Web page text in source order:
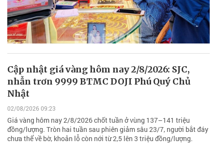
Cập nhật giá vàng hôm nay 2/8/2026: SJC,
nhẫn trơn 9999 BTMC DOJI Phú Quý Chủ
Nhật
02/08/2026 09:23
Giá vàng hôm nay 2/8/2026 chốt tuần ở vùng 137–141 triệu
đồng/lượng. Tròn hai tuần sau phiên giảm sâu 23/7, người bắt đáy
chưa thể về bờ, khoản lỗ còn nới từ 2,5 lên 3 triệu đồng/lượng.